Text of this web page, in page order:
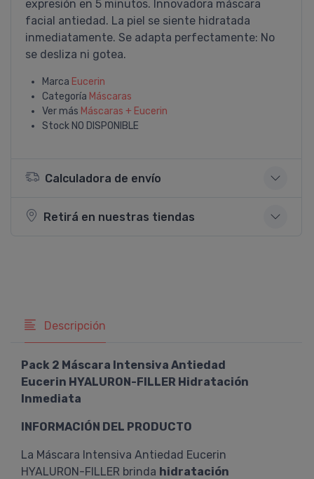
expresión en 5 minutos. Innovadora máscara
facial antiedad. La piel se siente hidratada
inmediatamente. Se adapta perfectamente: No
se desliza ni gotea.
Marca Eucerin
Categoría Máscaras
Ver más Máscaras + Eucerin
Stock NO DISPONIBLE
Calculadora de envío
Retirá en nuestras tiendas
Descripción
Pack 2 Máscara Intensiva Antiedad
Eucerin HYALURON-FILLER Hidratación
Inmediata
INFORMACIÓN DEL PRODUCTO
La Máscara Intensiva Antiedad Eucerin
HYALURON-FILLER brinda hidratación